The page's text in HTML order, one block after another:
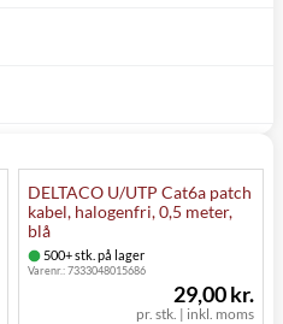
DELTACO U/UTP Cat6a patch
kabel, halogenfri, 0,5 meter,
blå
500+ stk. på lager
Varenr.:7333048015686
pr. stk. | inkl. moms
29,00 kr.